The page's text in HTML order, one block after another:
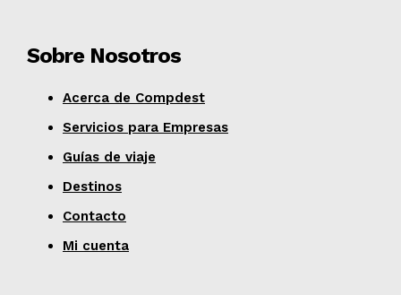
Sobre Nosotros
Acerca de Compdest
Servicios para Empresas
Guías de viaje
Destinos
Contacto
Mi cuenta